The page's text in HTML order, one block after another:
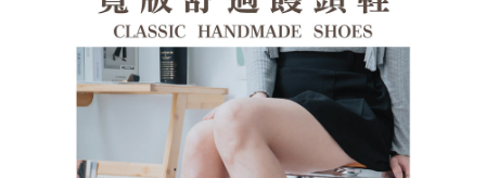
「AFTEE先享後付」，若未經同意申辦者引起之損失，本公司不負相關責
４．使用「AFTEE先享後付」時，將依據個別帳號之用戶狀況，依本公司即
時審查核予不同之上限額度；若仍有額度不足之情形，本公司將視審查結果
請求用戶進行身份認證。
５．嚴禁一人註冊多個帳號或使用他人資訊註冊。若發現惡意使用之情形，
恩沛科技股份有限公司將有權停止該用戶之使用額度並採取法律行動。
海外宅配（貨到付運費）